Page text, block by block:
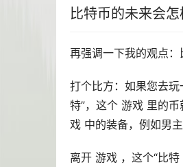
比特币的未来会怎
再强调一下我的观点：
打个比方：如果您去玩
特”，这个 游戏 里的
戏 中的装备，例如男
离开 游戏 ，这个“比特